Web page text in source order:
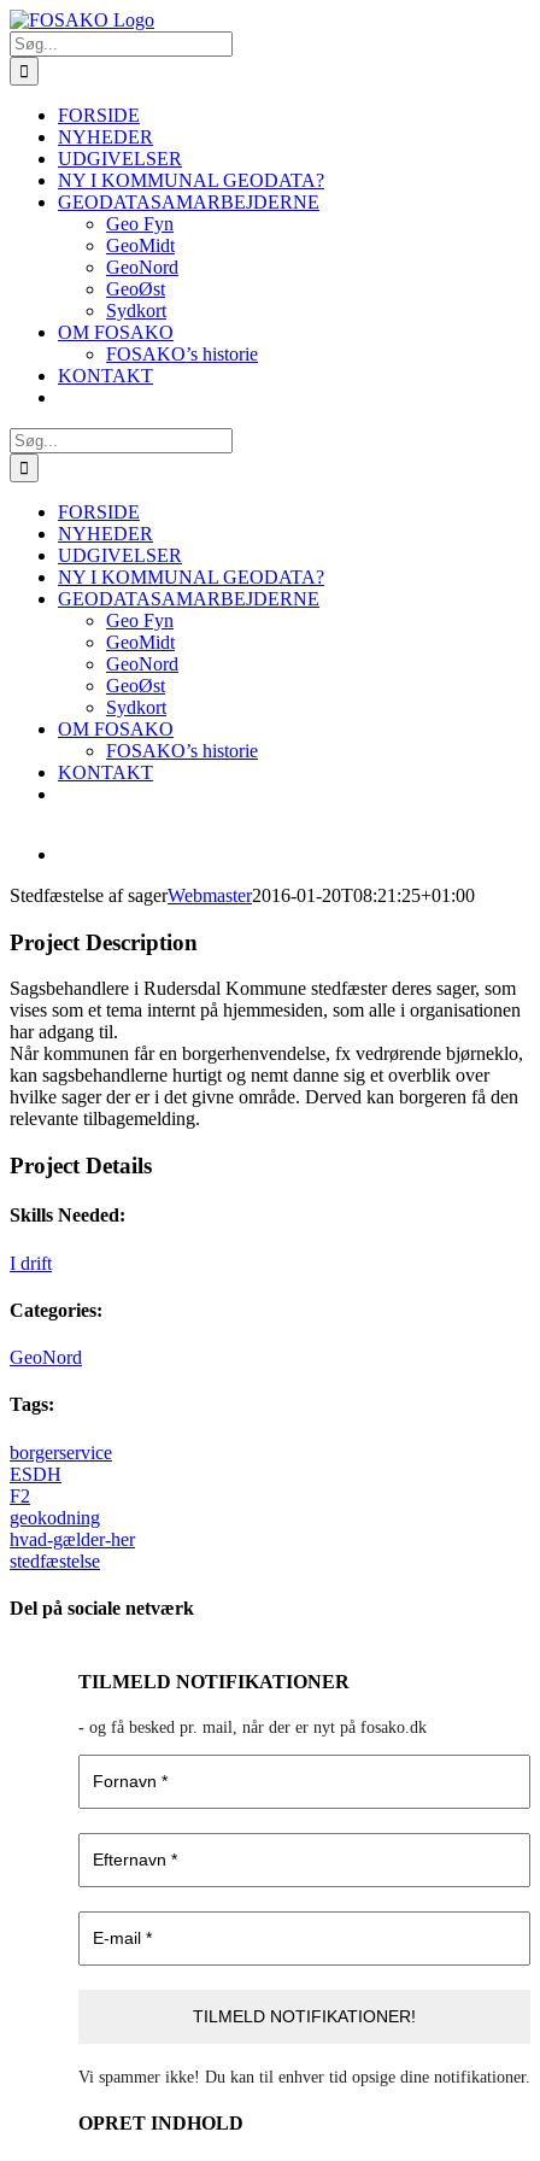
Skip
to
content
Søg
efter:
FORSIDE
NYHEDER
UDGIVELSER
NY I KOMMUNAL GEODATA?
GEODATASAMARBEJDERNE
Geo Fyn
GeoMidt
GeoNord
GeoØst
Sydkort
OM FOSAKO
FOSAKO’s historie
KONTAKT
Søg
efter:
FORSIDE
NYHEDER
UDGIVELSER
NY I KOMMUNAL GEODATA?
GEODATASAMARBEJDERNE
Geo Fyn
GeoMidt
GeoNord
GeoØst
Sydkort
OM FOSAKO
FOSAKO’s historie
KONTAKT
Image
Stedfæstelse af sagerWebmaster2016-01-20T08:21:25+01:00
Project Description
Sagsbehandlere i Rudersdal Kommune stedfæster deres sager, som
vises som et tema internt på hjemmesiden, som alle i organisationen
har adgang til.
Når kommunen får en borgerhenvendelse, fx vedrørende bjørneklo,
kan sagsbehandlerne hurtigt og nemt danne sig et overblik over
hvilke sager der er i det givne område. Derved kan borgeren få den
relevante tilbagemelding.
Project Details
Skills Needed:
I drift
Categories:
GeoNord
Tags:
borgerservice
ESDH
F2
geokodning
hvad-gælder-her
stedfæstelse
Del på sociale netværk
TILMELD NOTIFIKATIONER
- og få besked pr. mail, når der er nyt på fosako.dk
Vi spammer ikke! Du kan til enhver tid opsige dine notifikationer.
OPRET INDHOLD